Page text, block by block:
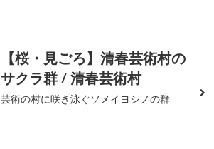
【桜・見ごろ】清春芸術村の
サクラ群 / 清春芸術村
芸術の村に咲き泳ぐソメイヨシノの群